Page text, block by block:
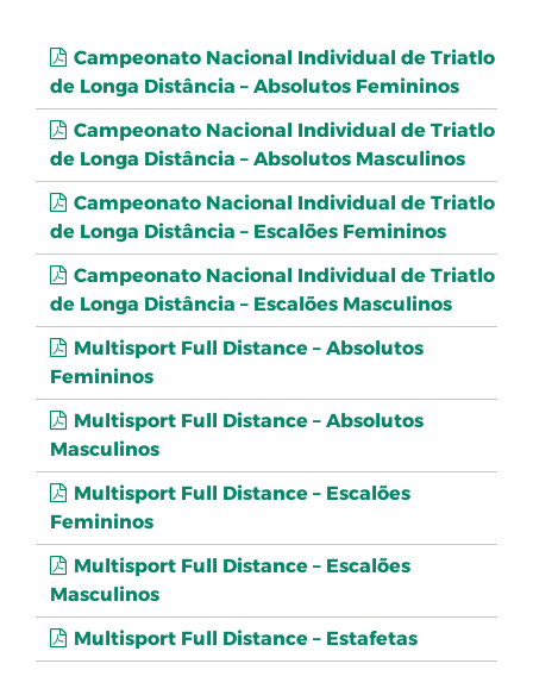
Campeonato Nacional Individual de Triatlo
de Longa Distância – Absolutos Femininos
Campeonato Nacional Individual de Triatlo
de Longa Distância – Absolutos Masculinos
Campeonato Nacional Individual de Triatlo
de Longa Distância – Escalões Femininos
Campeonato Nacional Individual de Triatlo
de Longa Distância – Escalões Masculinos
Multisport Full Distance – Absolutos
Femininos
Multisport Full Distance – Absolutos
Masculinos
Multisport Full Distance – Escalões
Femininos
Multisport Full Distance – Escalões
Masculinos
Multisport Full Distance – Estafetas